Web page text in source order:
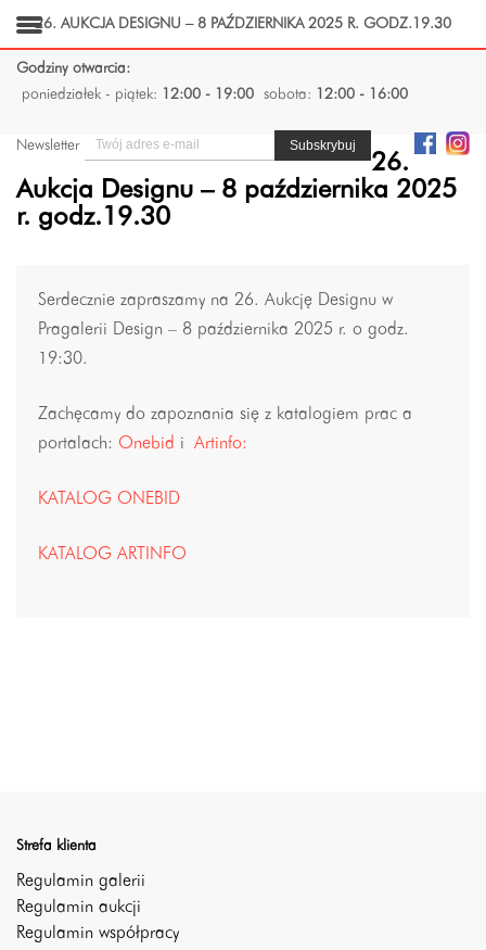
Godziny otwarcia:
poniedziałek - piątek:
12:00 - 19:00 sobota: 12:00 - 16:00
Newsletter
26.
Aukcja Designu – 8 października 2025
r. godz.19.30
Serdecznie zapraszamy na 26. Aukcję Designu w
Pragalerii Design – 8 października 2025 r. o godz.
19:30.
Zachęcamy do zapoznania się z katalogiem prac a
portalach: Onebid i Artinfo:
KATALOG ONEBID
KATALOG ARTINFO
Strefa klienta
Regulamin galerii
Regulamin aukcji
Regulamin współpracy
26. AUKCJA DESIGNU – 8 PAŹDZIERNIKA 2025 R. GODZ.19.30